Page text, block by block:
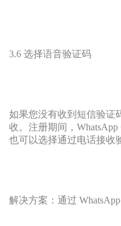
3.6 选择语音验证码
如果您没有收到短信验证
收。注册期间，
也可以选择通过电话接收
解决方案：通过